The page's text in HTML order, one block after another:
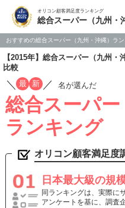
オリコン顧客満足度ランキング
総合スーパー（九州・
おすすめの総合スーパー（九州・沖縄）ラ
【2015年】総合スーパー（九州
比較
／ 最 新 ／ 名が選んだ
総合スーパー
ランキング
オリコン顧客満足度
日本最大級の規
同ランキングは、実際に
アンケートを基に、調査